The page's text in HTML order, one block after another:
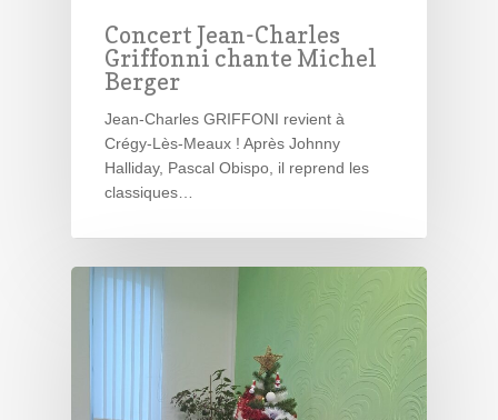
Concert Jean-Charles
Griffonni chante Michel
Berger
Jean-Charles GRIFFONI revient à
Crégy-Lès-Meaux ! Après Johnny
Halliday, Pascal Obispo, il reprend les
classiques…